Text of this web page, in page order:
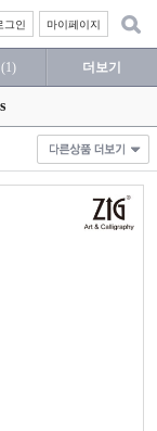
마이페이지
그인
(1) 더보기